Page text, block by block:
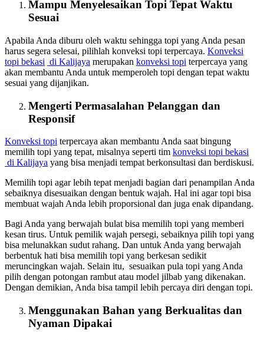
Mampu Menyelesaikan Topi Tepat Waktu
Sesuai
Apabila Anda diburu oleh waktu sehingga topi yang Anda pesan
harus segera selesai, pilihlah konveksi topi terpercaya. Konveksi
topi bekasi di Kalijaya merupakan konveksi topi terpercaya yang
akan membantu Anda untuk memperoleh topi dengan tepat waktu
sesuai yang dijanjikan.
Mengerti Permasalahan Pelanggan dan
Responsif
Konveksi topi terpercaya akan membantu Anda saat bingung
memilih topi yang tepat, misalnya seperti tim konveksi topi bekasi
di Kalijaya yang bisa menjadi tempat berkonsultasi dan berdiskusi.
Memilih topi agar lebih tepat menjadi bagian dari penampilan Anda
sebaiknya disesuaikan dengan bentuk wajah. Hal ini agar topi bisa
membuat wajah Anda lebih proporsional dan juga enak dipandang.
Bagi Anda yang berwajah bulat bisa memilih topi yang memberi
kesan tirus. Untuk pemilik wajah persegi, sebaiknya pilih topi yang
bisa melunakkan sudut rahang. Dan untuk Anda yang berwajah
berbentuk hati bisa memilih topi yang berkesan sedikit
meruncingkan wajah. Selain itu, sesuaikan pula topi yang Anda
pilih dengan potongan rambut atau model jilbab yang dikenakan.
Dengan demikian, Anda bisa tampil lebih percaya diri dengan topi.
Menggunakan Bahan yang Berkualitas dan
Nyaman Dipakai